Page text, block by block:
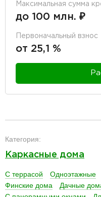
Максимальная сумма
до 100 млн. ₽
Первоначальный взнос
от 25,1 %
Категория:
Каркасные дома
С террасой Одноэтажные
Финские дома
Дачные